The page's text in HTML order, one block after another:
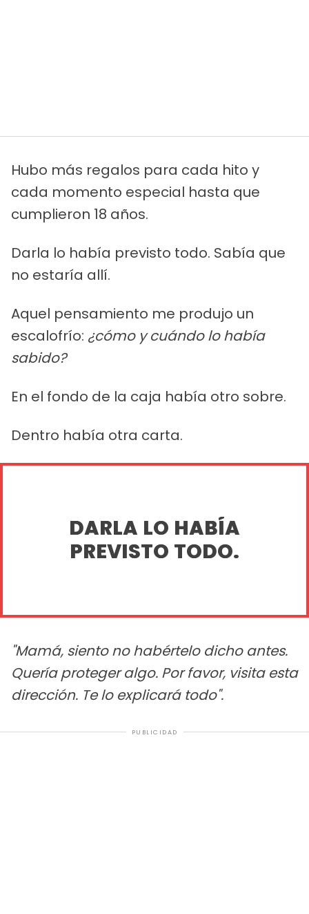
Hubo más regalos para cada hito y
cada momento especial hasta que
cumplieron 18 años.
Darla lo había previsto todo. Sabía que
no estaría allí.
Aquel pensamiento me produjo un
escalofrío: ¿cómo y cuándo lo había
sabido?
En el fondo de la caja había otro sobre.
Dentro había otra carta.
DARLA LO HABÍA
PREVISTO TODO.
"Mamá, siento no habértelo dicho antes.
Quería proteger algo. Por favor, visita esta
dirección. Te lo explicará todo".
PUBLICIDAD